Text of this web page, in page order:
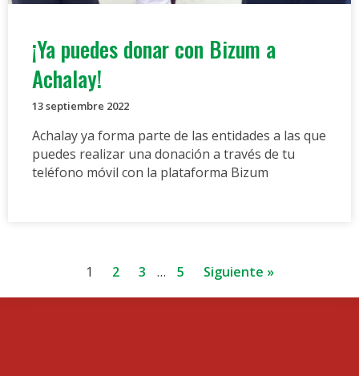
¡Ya puedes donar con Bizum a
Achalay!
13 septiembre 2022
Achalay ya forma parte de las entidades a las que
puedes realizar una donación a través de tu
teléfono móvil con la plataforma Bizum
1 2 3 … 5 Siguiente »